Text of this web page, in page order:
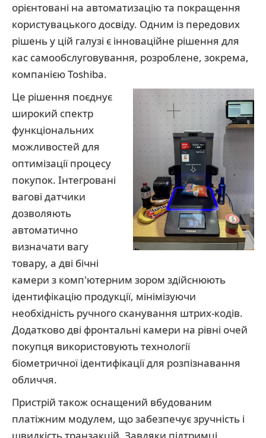
орієнтовані на автоматизацію та покращення
користувацького досвіду. Одним із передових
рішень у цій галузі є інноваційне рішення для
кас самообслуговування, розроблене, зокрема,
компанією Toshiba.
Це рішення поєднує
широкий спектр
функціональних
можливостей для
оптимізації процесу
покупок. Інтегровані
вагові датчики
дозволяють
автоматично
визначати вагу
товару, а дві бічні
камери з комп'ютерним зором здійснюють
ідентифікацію продукції, мінімізуючи
необхідність ручного сканування штрих-кодів.
Додатково дві фронтальні камери на рівні очей
покупця використовують технології
біометричної ідентифікації для розпізнавання
обличчя.
Пристрій також оснащений вбудованим
платіжним модулем, що забезпечує зручність і